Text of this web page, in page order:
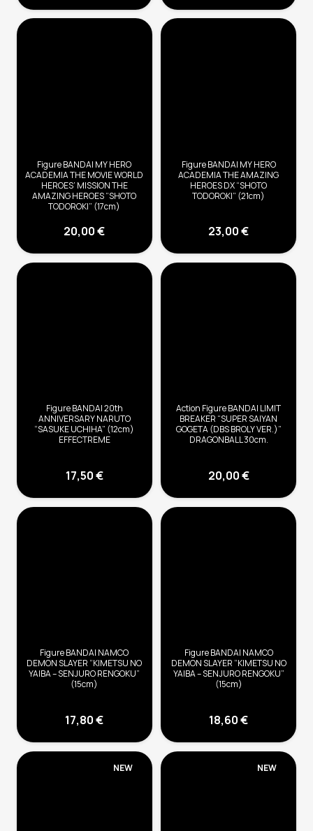
Figure BANDAI MY HERO
ACADEMIA THE MOVIE WORLD
HEROES’ MISSION THE
AMAZING HEROES “SHOTO
TODOROKI” (17cm)
20,00€
Figure BANDAI MY HERO
ACADEMIA THE AMAZING
HEROES DX “SHOTO
TODOROKI” (21cm)
23,00€
Figure BANDAI 20th
ANNIVERSARY NARUTO
“SASUKE UCHIHA” (12cm)
EFFECTREME
17,50€
Action Figure BANDAI LIMIT
BREAKER “SUPER SAIYAN
GOGETA (DBS BROLY VER.)”
DRAGONBALL 30cm.
20,00€
Figure BANDAI NAMCO
DEMON SLAYER “KIMETSU NO
YAIBA – SENJURO RENGOKU”
(15cm)
17,80€
Figure BANDAI NAMCO
DEMON SLAYER “KIMETSU NO
YAIBA – SENJURO RENGOKU”
(15cm)
18,60€
NEW NEW